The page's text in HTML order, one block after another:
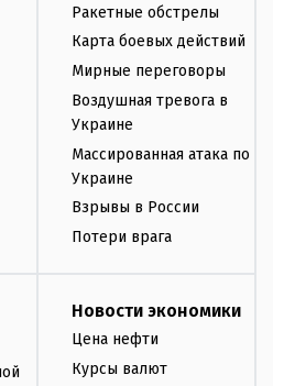
Ракетные обстрелы
Карта боевых действий
Мирные переговоры
Воздушная тревога в
Украине
Массированная атака по
Украине
Взрывы в России
Потери врага
Новости экономики
Цена нефти
Курсы валют